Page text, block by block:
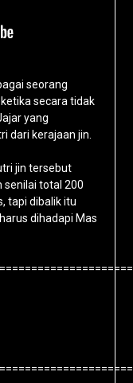
seorang
secara tidak
yang
dari kerajaan jin.
jin tersebut
senilai total 200
tapi dibalik itu
dihadapi Mas